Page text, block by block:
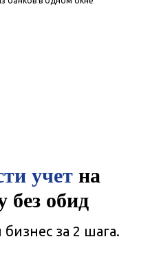
учетна
обид
за 2 шага.